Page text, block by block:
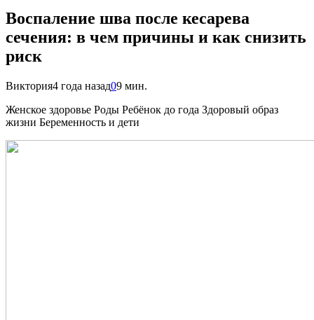
Воспаление шва после кесарева
сечения: в чем причины и как снизить
риск
Виктория4 года назад09 мин.
Женское здоровье Роды Ребёнок до года Здоровый образ
жизни Беременность и дети